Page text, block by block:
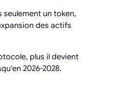
un token,
des actifs
plus il devient
2026-2028.